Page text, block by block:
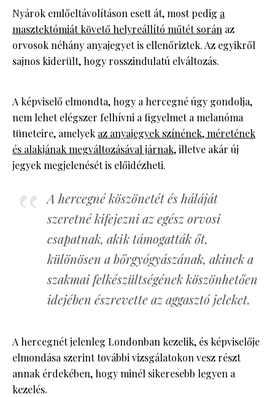
Nyárok emlőeltávolításon esett át, most pedig a
masztektómiát követő helyreállító műtét során az
orvosok néhány anyajegyet is ellenőriztek. Az egyikről
sajnos kiderült, hogy rosszindulatú elváltozás.
A képviselő elmondta, hogy a hercegné úgy gondolja,
nem lehet elégszer felhívni a figyelmet a melanóma
tüneteire, amelyek az anyajegyek színének, méretének
és alakjának megváltozásával járnak, illetve akár új
jegyek megjelenését is előidézheti.
A hercegné köszönetét és háláját
szeretné kifejezni az egész orvosi
csapatnak, akik támogatták őt,
különösen a bőrgyógyászának, akinek a
szakmai felkészültségének köszönhetően
idejében észrevette az aggasztó jeleket.
A hercegnét jelenleg Londonban kezelik, és képviselője
elmondása szerint további vizsgálatokon vesz részt
annak érdekében, hogy minél sikeresebb legyen a
kezelés.